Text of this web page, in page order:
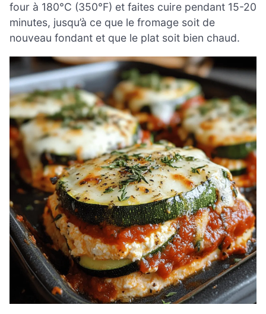
four à 180°C (350°F) et faites cuire pendant 15-20
minutes, jusqu’à ce que le fromage soit de
nouveau fondant et que le plat soit bien chaud.